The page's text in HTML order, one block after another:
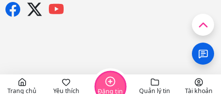
Trang chủ Yêu thích Đăng tin Quản lý tin Tài khoản